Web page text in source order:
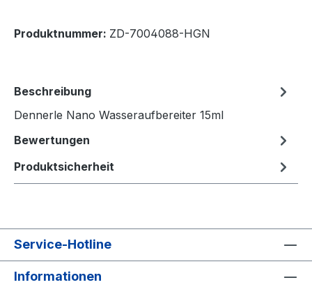
Produktnummer: ZD-7004088-HGN
Beschreibung
Dennerle Nano Wasseraufbereiter 15ml
Bewertungen
Produktsicherheit
Service-Hotline
Informationen